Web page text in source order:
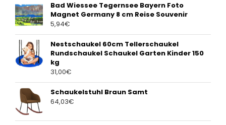
Bad Wiessee Tegernsee Bayern Foto
Magnet Germany 8 cm Reise Souvenir
5,94€
Nestschaukel 60cm Tellerschaukel
Rundschaukel Schaukel Garten Kinder 150
kg
31,00€
Schaukelstuhl Braun Samt
64,03€